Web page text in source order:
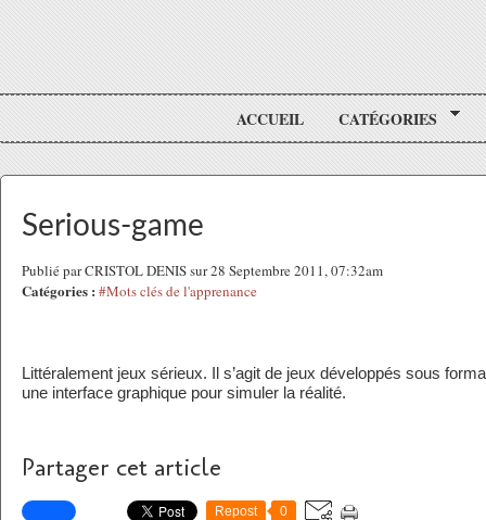
ACCUEIL CATÉGORIES
Serious-game
Publié par CRISTOL DENIS sur 28 Septembre 2011, 07:32am
Catégories : #Mots clés de l'apprenance
Littéralement jeux sérieux. Il s’agit de jeux développés sous
une interface graphique pour simuler la réalité.
Partager cet article
Repost 0